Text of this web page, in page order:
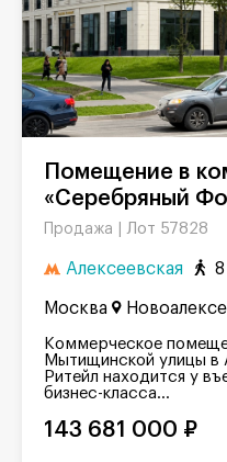
«Серебряный
Продажа | Лот 57828
Алексеевская
Москва
Коммерческое
Мытищинской улицы в
Ритейл находится у
бизнес-класса...
143 681 000 ₽